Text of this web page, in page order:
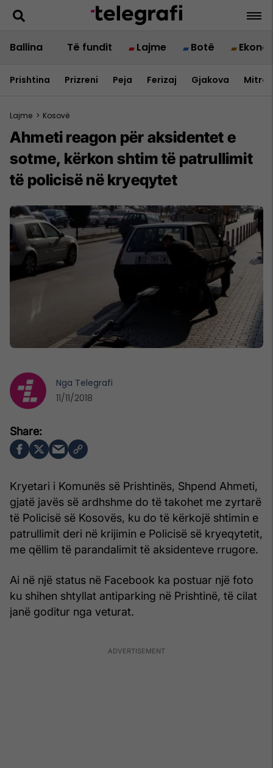
Ballina Të fundit Lajme Botë
Prishtina Prizreni Peja Ferizaj Gjakova
Lajme > Kosovë
Ahmeti reagon për aksidentet e
sotme, kërkon shtim të patrullimit
të policisë në kryeqytet
Kryetari i Komunës së Prishtinës, Shpend Ahmeti,
gjatë javës së ardhshme do të takohet me zyrtarë
të Policisë së Kosovës, ku do të kërkojë shtimin e
patrullimit deri në krijimin e Policisë së kryeqytetit,
me qëllim të parandalimit të aksidenteve rrugore.
Ai në një status në Facebook ka postuar një foto
ku shihen shtyllat antiparking në Prishtinë, të cilat
janë goditur nga veturat.
Nga Telegrafi
11/11/2018